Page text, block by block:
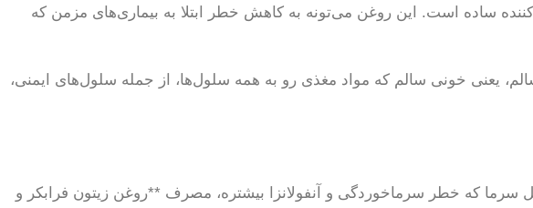
ساده است. این روغن می‌تونه به کاهش خطر ابتلا به بیماری‌های مزمن که
یعنی خونی سالم که مواد مغذی رو به همه سلول‌ها، از جمله سلول‌های ایمنی،
سرما که خطر سرماخوردگی و آنفولانزا بیشتره، مصرف **روغن زیتون فرابکر و